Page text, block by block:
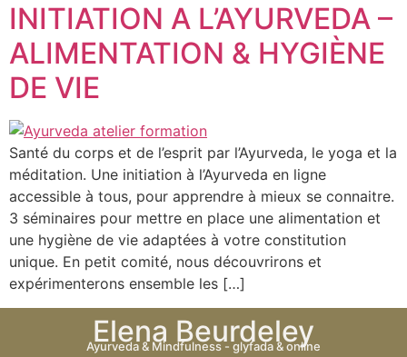
INITIATION A L’AYURVEDA –
ALIMENTATION & HYGIÈNE
DE VIE
Santé du corps et de l’esprit par l’Ayurveda, le yoga et la
méditation. Une initiation à l’Ayurveda en ligne
accessible à tous, pour apprendre à mieux se connaitre.
3 séminaires pour mettre en place une alimentation et
une hygiène de vie adaptées à votre constitution
unique. En petit comité, nous découvrirons et
expérimenterons ensemble les […]
Elena Beurdeley
Ayurveda & Mindfulness - glyfada & online